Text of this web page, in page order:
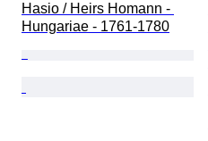
Hasio / Heirs Homann -
Hungariae - 1761-1780